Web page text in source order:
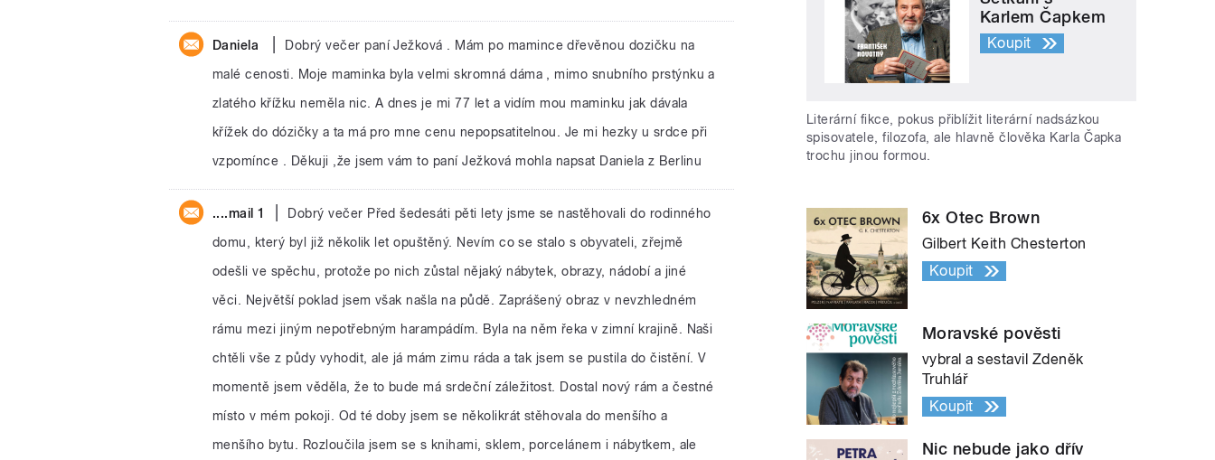
Daniela
Dobrý večer paní Ježková . Mám po mamince dřevěnou dozičku na
malé cenosti. Moje maminka byla velmi skromná dáma , mimo snubního prstýnku a
zlatého křížku neměla nic. A dnes je mi 77 let a vidím mou maminku jak dávala
křížek do dózičky a ta má pro mne cenu nepopsatitelnou. Je mi hezky u srdce při
vzpomínce . Děkuji ,že jsem vám to paní Ježková mohla napsat Daniela z Berlinu
....mail 1
Dobrý večer Před šedesáti pěti lety jsme se nastěhovali do rodinného
domu, který byl již několik let opuštěný. Nevím co se stalo s obyvateli, zřejmě
odešli ve spěchu, protože po nich zůstal nějaký nábytek, obrazy, nádobí a jiné
věci. Největší poklad jsem však našla na půdě. Zaprášený obraz v nevzhledném
rámu mezi jiným nepotřebným harampádím. Byla na něm řeka v zimní krajině. Naši
chtěli vše z půdy vyhodit, ale já mám zimu ráda a tak jsem se pustila do čistění. V
momentě jsem věděla, že to bude má srdeční záležitost. Dostal nový rám a čestné
místo v mém pokoji. Od té doby jsem se několikrát stěhovala do menšího a
menšího bytu. Rozloučila jsem se s knihami, sklem, porcelánem i nábytkem, ale
Karlem Čapkem
Koupit
Literární fikce, pokus přiblížit literární nadsázkou
spisovatele, filozofa, ale hlavně člověka Karla Čapka
trochu jinou formou.
6x Otec Brown
Gilbert Keith Chesterton
Koupit
Moravské pověsti
vybral a sestavil Zdeněk
Truhlář
Koupit
Nic nebude jako dřív